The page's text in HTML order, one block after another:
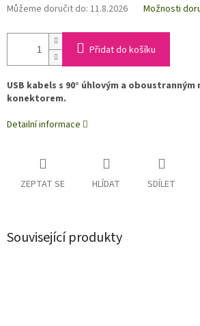
Můžeme doručit do: 11.8.2026 Možnosti
Přidat do košíku
USB kabels s 90° úhlovým a oboustranným
konektorem.
Detailní informace
ZEPTAT SE HLÍDAT SDÍLET
Související produkty